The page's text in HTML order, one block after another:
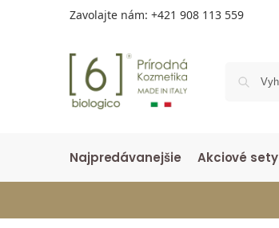
Zavolajte nám: +421 908 113 559
Najpredávanejšie Akciové sety